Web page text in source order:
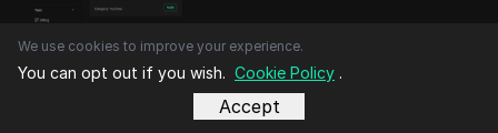
Team-Berechtigungen und Profilfreigabe:
We use cookies to improve your experience.
You can opt out if you wish. Cookie Policy .
Accept